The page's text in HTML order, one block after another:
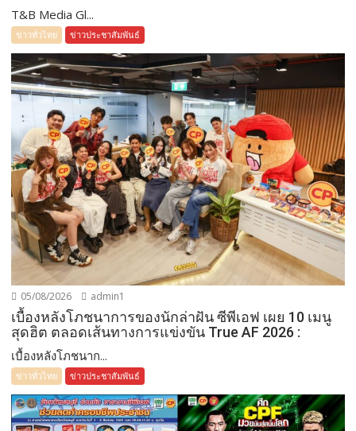
T&B Media Gl...
ข่าวทั่วไทย ข่าวประชาสัมพันธ์
05/08/2026 admin1
เบื้องหลังโภชนาการของนักล่าฝัน ซีพีเอฟ เผย 10 เมนู
สุดฮิต ตลอดเส้นทางการแข่งขัน True AF 2026 :
เบื้องหลังโภชนาก...
ข่าวทั่วไทย ข่าวประชาสัมพันธ์